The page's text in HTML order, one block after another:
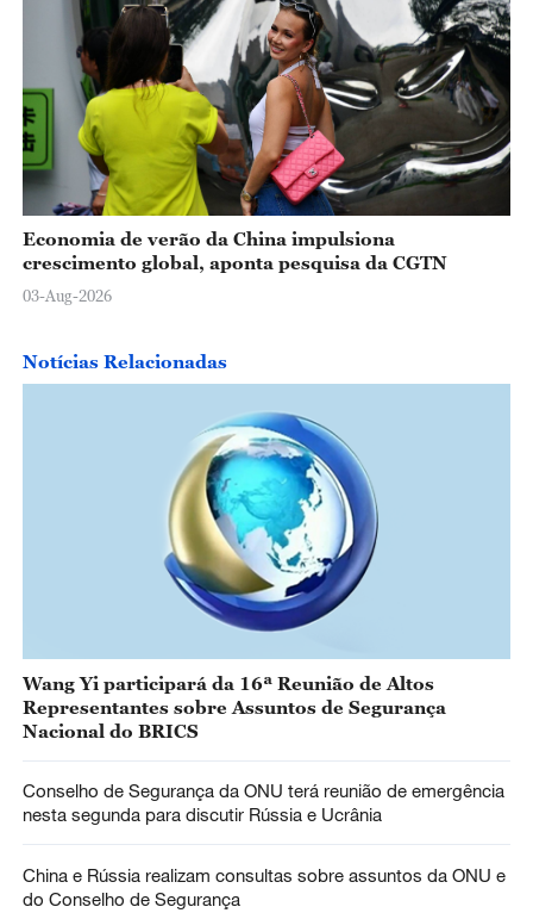
Economia de verão da China impulsiona
crescimento global, aponta pesquisa da CGTN
03-Aug-2026
Notícias Relacionadas
Wang Yi participará da 16ª Reunião de Altos
Representantes sobre Assuntos de Segurança
Nacional do BRICS
Conselho de Segurança da ONU terá reunião de emergência
nesta segunda para discutir Rússia e Ucrânia
China e Rússia realizam consultas sobre assuntos da ONU e
do Conselho de Segurança